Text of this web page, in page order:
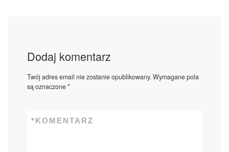
Dodaj komentarz
Twój adres email nie zostanie opublikowany.Wymagane pola
są oznaczone*
KOMENTARZ
*